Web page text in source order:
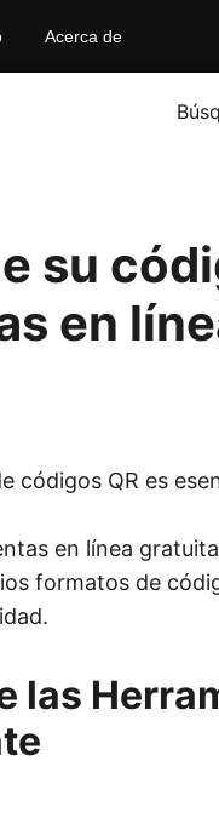
Acerca de
su
en
códigos QR es
en línea
formatos de
las